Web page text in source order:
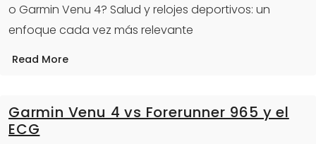
o Garmin Venu 4? Salud y relojes deportivos: un
enfoque cada vez más relevante
Read More
Garmin Venu 4 vs Forerunner 965 y el
ECG